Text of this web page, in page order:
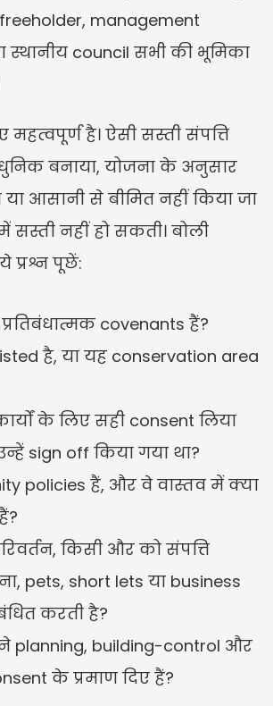
management
स्थानीय council सभी की भूमिका
है। ऐसी सस्ती संपत्ति
बनाया, योजना के अनुसार
या आसानी से बीमित नहीं किया जा
सस्ती नहीं हो सकती। बोली
प्रश्न पूछें:
covenants हैं?
है, या यह conservation area
के लिए सही consent लिया
sign off किया गया था?
policies हैं, और वे वास्तव में क्या
किसी और को संपत्ति
pets, short lets या business
करती है?
ने planning, building-control और
के प्रमाण दिए हैं?